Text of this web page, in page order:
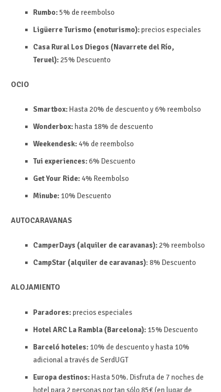
Rumbo:5% de reembolso
Ligüerre Turismo (enoturismo):precios especiales
Casa Rural Los Diegos (Navarrete del Río,
Teruel):25% Descuento
OCIO
Smartbox: Hasta 20% de descuento y 6% reembolso
Wonderbox:hasta 18% de descuento
Weekendesk:4% de reembolso
Tui experiences: 6% Descuento
Get Your Ride: 4% Reembolso
Minube: 10% Descuento
AUTOCARAVANAS
CamperDays (alquiler de caravanas): 2% reembolso
CampStar (alquiler de caravanas): 8% Descuento
ALOJAMIENTO
Paradores:precios especiales
Hotel ARC La Rambla (Barcelona): 15% Descuento
Barceló hoteles:10% de descuento y hasta 10%
adicional a través de SerdUGT
Europa destinos:Hasta50%. Disfruta de 7 noches de
hotel para 2 personas por tan sólo 85€ (en lugar de